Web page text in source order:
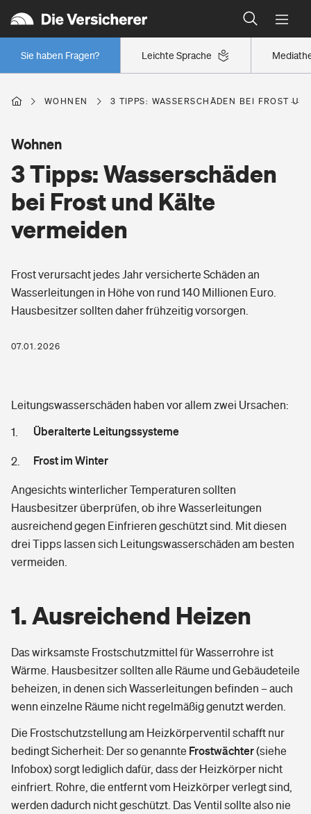
Leichte Sprache
Sie haben Fragen?
Wer versichert was: Jetzt Versicherer finden
Regionalklassen: So ist Ihre Region eingestuft
Wer versichert was: Jetzt Versicherer finden
Wer versichert was: Jetzt Versicherer finden
Sie haben Fragen?
Mietkautionsversicherung
Restkreditversicherung
Zur Übersicht
Tools
Hochwasser-Check: Wie gefährdet ist Ihr Haus?
Wer versichert was: Jetzt Versicherer finden
Rechts­schutz­ver­si­che­rung
Kinderunfall­ver­si­che­rung
Kinderinvalidität
Hundehalter-Haftpflicht
Pferdehalter-Haftpflicht
Handyversicherung
Private Cyberversicherung
Musikinstrumentenversicherung
Zur Übersicht
Private Krankenversicherung
Zahnzusatzversicherung
Dread-Disease-Versicherung
Tierkrankenversicherung
Tools
Wer versichert was: Jetzt Versicherer finden
Sie haben Fragen?
Rentenrechner: Wie viel Geld bekomme ich im Alter?
WOHNEN 3 TIPPS: WASSERSCHÄDEN BEI FROST
3 Tipps: Wasserschäden
bei Frost und Kälte
vermeiden
Wohnen
Frost verursacht jedes Jahr versicherte Schäden an
Wasserleitungen in Höhe von rund 140 Millionen Euro.
Hausbesitzer sollten daher frühzeitig vorsorgen.
07.01.2026
Leitungswasserschäden haben vor allem zwei Ursachen:
Überalterte Leitungssysteme
Frost im Winter
Angesichts winterlicher Temperaturen sollten
Hausbesitzer überprüfen, ob ihre Wasserleitungen
ausreichend gegen Einfrieren geschützt sind. Mit diesen
drei Tipps lassen sich Leitungswasserschäden am besten
vermeiden.
1. Ausreichend Heizen
Das wirksamste Frostschutzmittel für Wasserrohre ist
Wärme. Hausbesitzer sollten alle Räume und Gebäudeteile
beheizen, in denen sich Wasserleitungen befinden – auch
wenn einzelne Räume nicht regelmäßig genutzt werden.
Die Frostschutzstellung am Heizkörperventil schafft nur
bedingt Sicherheit: Der so genannte Frostwächter(siehe
Infobox)sorgt lediglich dafür, dass der Heizkörper nicht
einfriert. Rohre, die entfernt vom Heizkörper verlegt sind,
werden dadurch nicht geschützt. Das Ventil sollte also nie